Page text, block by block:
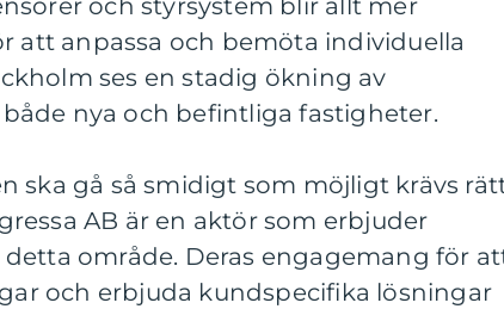
och styrsystem blir allt mer
att anpassa och bemöta individuella
ses en stadig ökning av
nya och befintliga fastigheter.
ska gå så smidigt som möjligt krävs
AB är en aktör som erbjuder
område. Deras engagemang för
och erbjuda kundspecifika lösningar